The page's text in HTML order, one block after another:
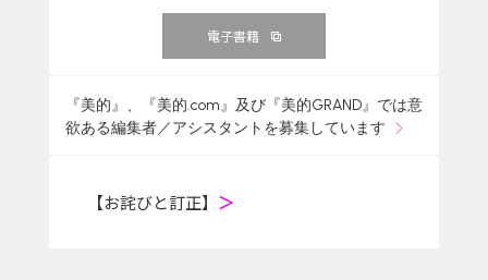
電子書籍
『美的』、『美的.com』及び『美的GRAND』では意
欲ある編集者／アシスタントを募集しています
【お詫びと訂正】 ＞